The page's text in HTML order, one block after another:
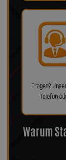
Fragen?
Telefon
Warum